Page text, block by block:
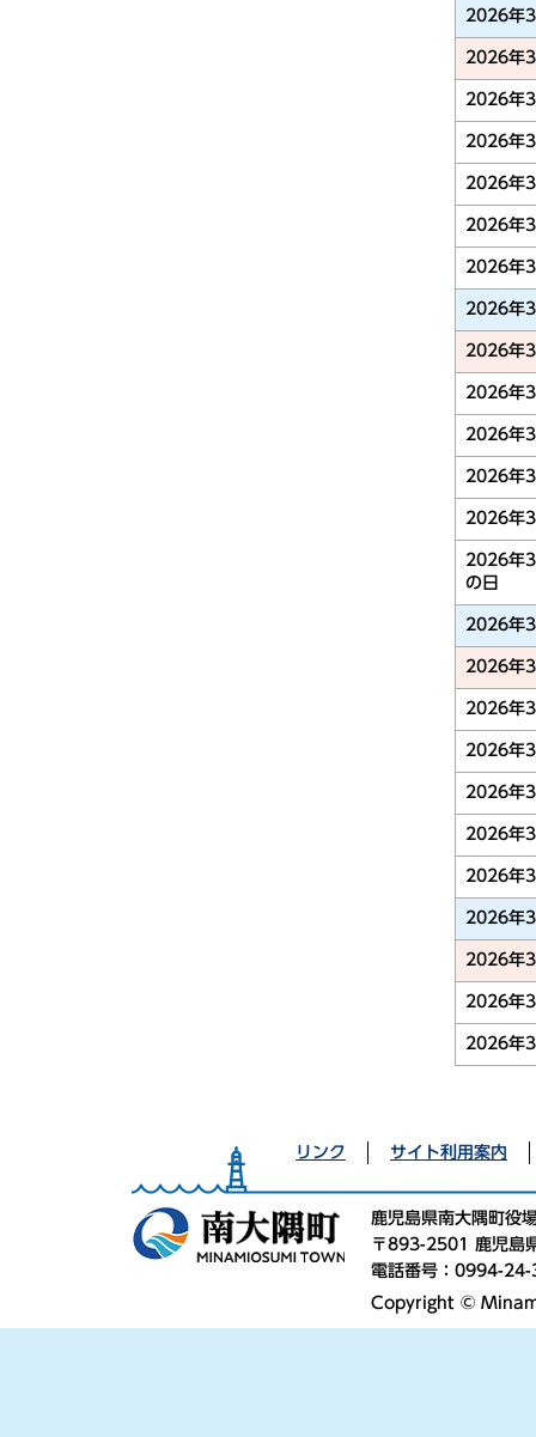
2026年
2026年
2026年
2026年
2026年
2026年
2026年
2026年
2026年
2026年
2026年
2026年
2026年
2026年
の日
2026年
2026年
2026年
2026年
2026年
2026年
2026年
2026年
2026年
2026年
2026年
リンク サイト利用案内
鹿児島県南大隅町役
〒893-2501 鹿児島
電話番号：0994-
Copyright ©